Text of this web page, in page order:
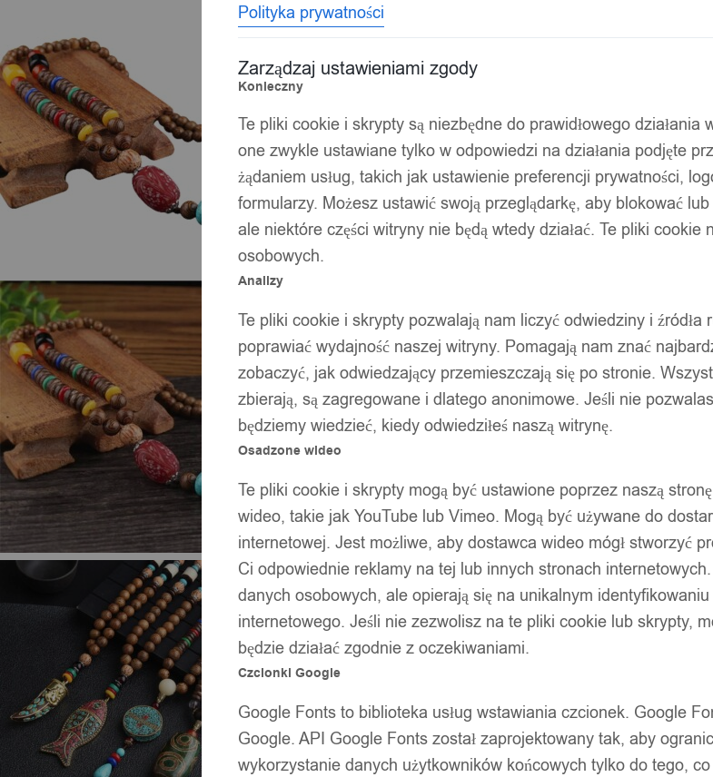
Polityka prywatności
Zarządzaj ustawieniami zgody
Konieczny
Te pliki cookie i skrypty są niezbędne do prawidłowego działania
one zwykle ustawiane tylko w odpowiedzi na działania podjęte
żądaniem usług, takich jak ustawienie preferencji prywatności,
formularzy. Możesz ustawić swoją przeglądarkę, aby blokować
ale niektóre części witryny nie będą wtedy działać. Te pliki
osobowych.
Analizy
Te pliki cookie i skrypty pozwalają nam liczyć odwiedziny i źródła
poprawiać wydajność naszej witryny. Pomagają nam znać
zobaczyć, jak odwiedzający przemieszczają się po stronie.
zbierają, są zagregowane i dlatego anonimowe. Jeśli nie
będziemy wiedzieć, kiedy odwiedziłeś naszą witrynę.
Osadzone wideo
Te pliki cookie i skrypty mogą być ustawione poprzez naszą
wideo, takie jak YouTube lub Vimeo. Mogą być używane do
internetowej. Jest możliwe, aby dostawca wideo mógł stworzyć
Ci odpowiednie reklamy na tej lub innych stronach
danych osobowych, ale opierają się na unikalnym
internetowego. Jeśli nie zezwolisz na te pliki cookie lub skrypty,
będzie działać zgodnie z oczekiwaniami.
Czcionki Google
Google Fonts to biblioteka usług wstawiania czcionek. Google
Google. API Google Fonts został zaprojektowany tak, aby
wykorzystanie danych użytkowników końcowych tylko do tego,